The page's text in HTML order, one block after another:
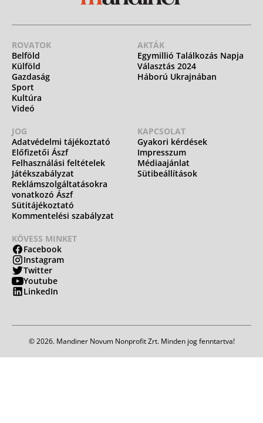
ROVATOK
Belföld
Külföld
Gazdaság
Sport
Kultúra
Videó
AKTÁK
Egymillió Találkozás Napja
Választás 2024
Háború Ukrajnában
JOG
Adatvédelmi tájékoztató
Előfizetői Ászf
Felhasználási feltételek
Játékszabályzat
Reklámszolgáltatásokra
vonatkozó Ászf
Sütitájékoztató
Kommentelési szabályzat
KAPCSOLAT
Gyakori kérdések
Impresszum
Médiaajánlat
Sütibeállítások
KÖVESS MINKET
Facebook
Instagram
Twitter
Youtube
LinkedIn
© 2026. Mandiner Novum Nonprofit Zrt. Minden jog fenntartva!